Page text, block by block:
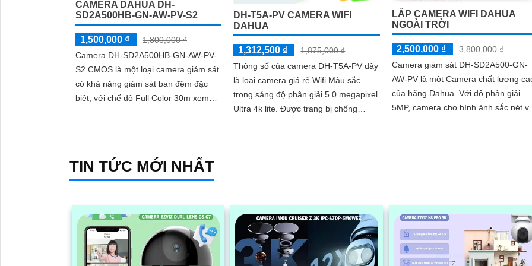
lắp đặt và sử dụng
CAMERA DAHUA DH-
SD2A500HB-GN-AW-PV-S2
1,500,000 ₫
1,800,000 ₫
Camera DH-SD2A500HB-GN-AW-PV-
S2 CMOS là một loại camera giám sát
có khả năng giám sát ban đêm đặc
biệt, với chế độ Full Color 30m xem
DH-T5A-PV CAMERA WIFI
DAHUA
1,312,500 ₫
1,875,000 ₫
Thông số của camera DH-T5A-PV đây
là loại camera giá rẻ Wifi Màu sắc
trong sáng độ phân giải 5.0 megapixel
Ultra 4k lite. Được trang bị chống
LẮP CAMERA WIFI DAHUA
NGOÀI TRỜI
2,500,000 ₫
3,800,000 ₫
Camera giám sát DH-SD2A500-GN-
AW-PV là một Camera chất lượng
của hãng Dahua. Với độ phân giải
5MP, camera cho hình ảnh sắc nét
TIN TỨC MỚI NHẤT